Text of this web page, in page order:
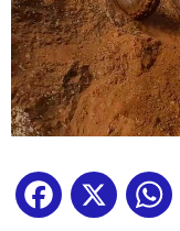
Facebook
X